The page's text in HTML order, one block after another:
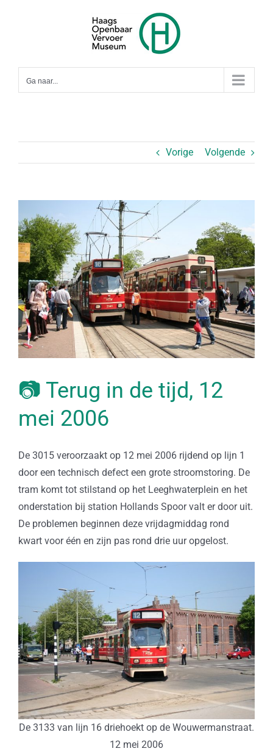
Ga naar...
Vorige Volgende
grotere
afbeelding
📷 Terug in de tijd, 12
mei 2006
De 3015 veroorzaakt op 12 mei 2006 rijdend op lijn 1
door een technisch defect een grote stroomstoring. De
tram komt tot stilstand op het Leeghwaterplein en het
onderstation bij station Hollands Spoor valt er door uit.
De problemen beginnen deze vrijdagmiddag rond
kwart voor één en zijn pas rond drie uur opgelost.
De 3133 van lijn 16 driehoekt op de Wouwermanstraat.
12 mei 2006